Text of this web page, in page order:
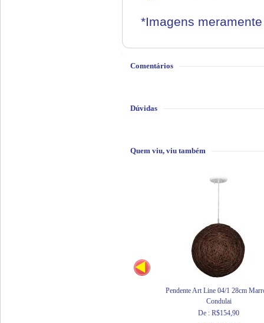
*Imagens
Comentários
Dúvidas
Quem viu, viu também
Pendente Art Line 04/1 28cm
Condulai
De : R$154,90